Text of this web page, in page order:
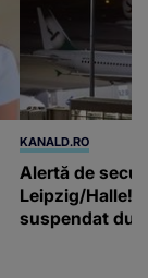
KANALD.RO
Alertă de
Leipzig/Halle!
suspendat